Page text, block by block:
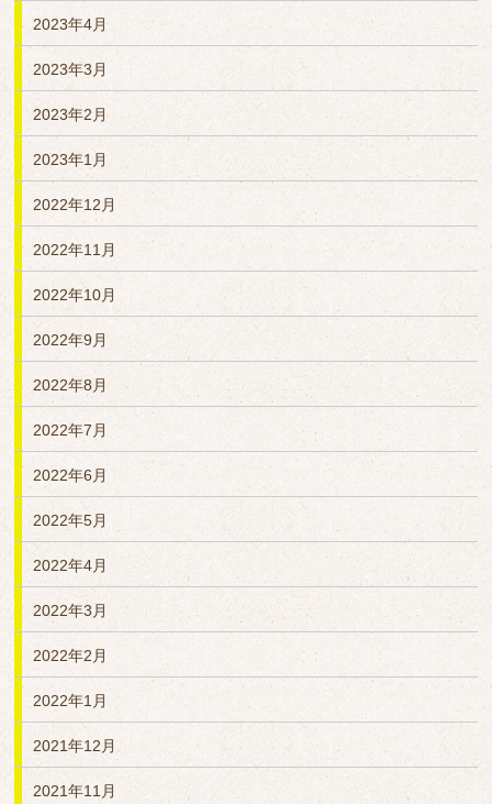
2023年4月
2023年3月
2023年2月
2023年1月
2022年12月
2022年11月
2022年10月
2022年9月
2022年8月
2022年7月
2022年6月
2022年5月
2022年4月
2022年3月
2022年2月
2022年1月
2021年12月
2021年11月